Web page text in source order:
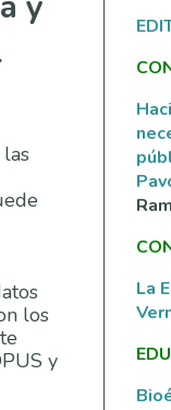
los
y
La